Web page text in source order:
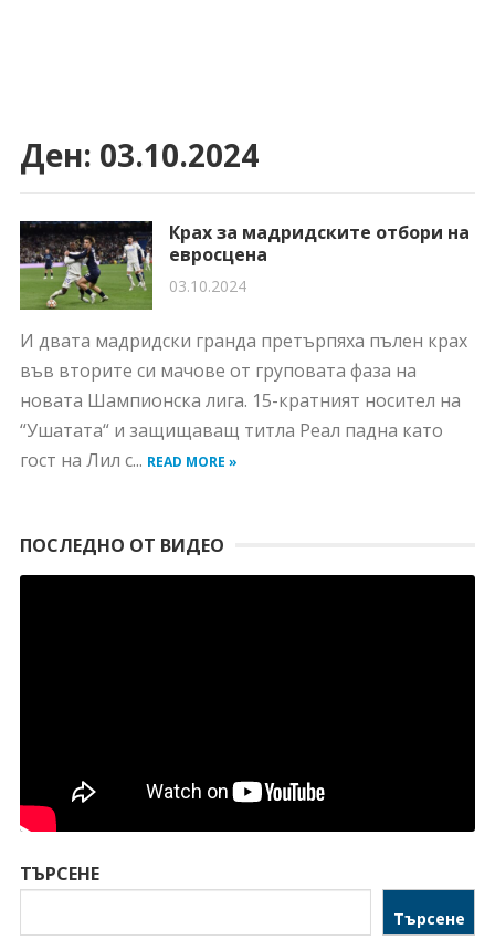
Ден: 03.10.2024
Крах за мадридските отбори на
евросцена
03.10.2024
И двата мадридски гранда претърпяха пълен крах
във вторите си мачове от груповата фаза на
новата Шампионска лига. 15-кратният носител на
“Ушатата“ и защищаващ титла Реал падна като
гост на Лил с... READ MORE »
ПОСЛЕДНО ОТ ВИДЕО
ТЪРСЕНЕ
Търсене